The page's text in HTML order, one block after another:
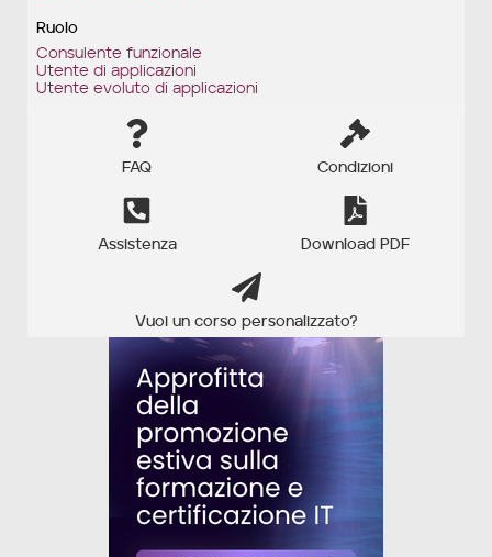
Ruolo
Consulente funzionale
Utente di applicazioni
Utente evoluto di applicazioni
FAQ Condizioni
Assistenza Download PDF
Vuoi un corso personalizzato?